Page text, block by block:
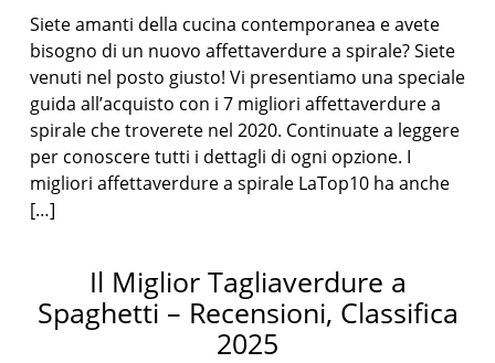
Siete amanti della cucina contemporanea e avete
bisogno di un nuovo affettaverdure a spirale? Siete
venuti nel posto giusto! Vi presentiamo una speciale
guida all’acquisto con i 7 migliori affettaverdure a
spirale che troverete nel 2020. Continuate a leggere
per conoscere tutti i dettagli di ogni opzione. I
migliori affettaverdure a spirale LaTop10 ha anche
[…]
Il Miglior Tagliaverdure a
Spaghetti – Recensioni, Classifica
2025